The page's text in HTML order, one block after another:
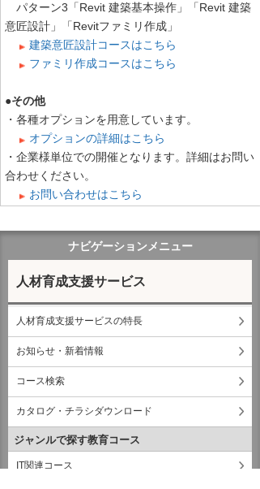
パターン3「Revit 建築基本操作」「Revit 建築
意匠設計」「Revitファミリ作成」
建築意匠設計コースはこちら
ファミリ作成コースはこちら
●その他
・各種オプションを用意しています。
オプションの詳細はこちら
・企業様単位での開催となります。詳細はお問い
合わせください。
お問い合わせはこちら
ナビゲーションメニュー
人材育成支援サービス
人材育成支援サービスの特長
お知らせ・新着情報
コース検索
カタログ・チラシダウンロード
ジャンルで探す教育コース
IT関連コース